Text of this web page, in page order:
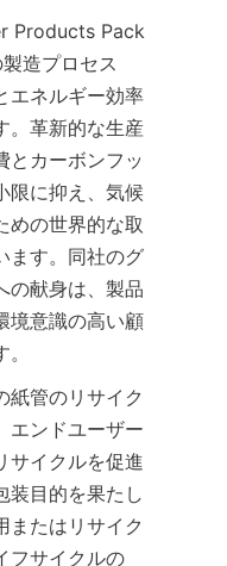
Products Pack
造プロセス
エネルギー効率
。革新的な生産
とカーボンフッ
限に抑え、気候
めの世界的な取
ます。同社のグ
の献身は、製品
境意識の高い顧
紙管のリサイク
エンドユーザー
サイクルを促進
装目的を果たし
またはリサイク
フサイクルの